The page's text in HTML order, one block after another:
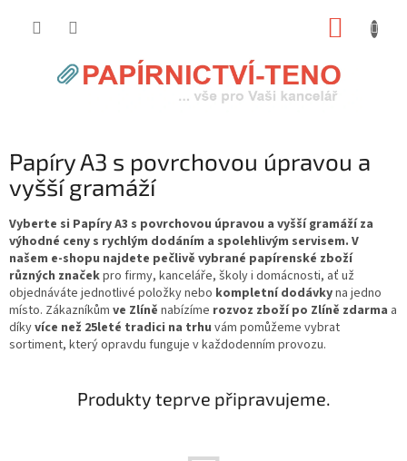
Papíry A3 s povrchovou úpravou a
vyšší gramáží
Vyberte si Papíry A3 s povrchovou úpravou a vyšší gramáží za
výhodné ceny s rychlým dodáním a spolehlivým servisem. V
našem e-shopu najdete pečlivě vybrané papírenské zboží
různých značekpro firmy, kanceláře, školy i domácnosti, ať už
objednáváte jednotlivé položky nebo kompletní dodávkyna jedno
místo. Zákazníkům ve Zlíně nabízíme rozvoz zboží po Zlíně zdarma a
díkyvíce než 25leté tradici na trhu vám pomůžeme vybrat
sortiment, který opravdu funguje v každodenním provozu.
Produkty teprve připravujeme.